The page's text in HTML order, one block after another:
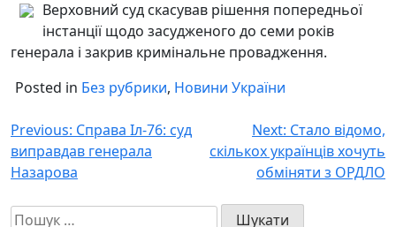
Верховний суд скасував рішення попередньої
інстанції щодо засудженого до семи років
генерала і закрив кримінальне провадження.
Posted in Без рубрики, Новини України
Навігація
записів
Previous: Справа Іл-76: суд
виправдав генерала
Назарова
Next: Стало відомо,
скількох українців хочуть
обміняти з ОРДЛО
Пошук: